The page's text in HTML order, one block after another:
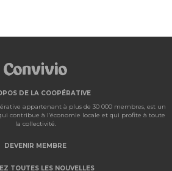
DE LA COOPÉRATIVE
appartenant à plus de 30 000 membres, est un
contribue à l’économie locale et qui profite à toute
la collectivité.
DEVENIR MEMBRE
TOUTES LES NOUVELLES